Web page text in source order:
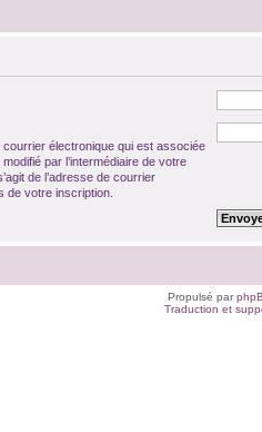
électronique qui est associée
par l’intermédiaire de votre
de l’adresse de courrier
de votre inscription.
Propulsé par
Traduction et